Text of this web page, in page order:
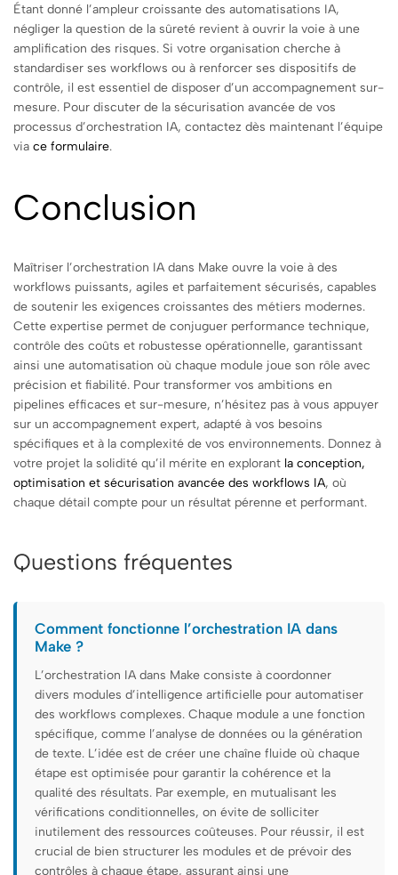
Étant donné l’ampleur croissante des automatisations IA,
négliger la question de la sûreté revient à ouvrir la voie à une
amplification des risques. Si votre organisation cherche à
standardiser ses workflows ou à renforcer ses dispositifs de
contrôle, il est essentiel de disposer d’un accompagnement sur-
mesure. Pour discuter de la sécurisation avancée de vos
processus d’orchestration IA, contactez dès maintenant l’équipe
via ce formulaire.
Conclusion
Maîtriser l’orchestration IA dans Make ouvre la voie à des
workflows puissants, agiles et parfaitement sécurisés, capables
de soutenir les exigences croissantes des métiers modernes.
Cette expertise permet de conjuguer performance technique,
contrôle des coûts et robustesse opérationnelle, garantissant
ainsi une automatisation où chaque module joue son rôle avec
précision et fiabilité. Pour transformer vos ambitions en
pipelines efficaces et sur-mesure, n’hésitez pas à vous appuyer
sur un accompagnement expert, adapté à vos besoins
spécifiques et à la complexité de vos environnements. Donnez à
votre projet la solidité qu’il mérite en explorant la conception,
optimisation et sécurisation avancée des workflows IA, où
chaque détail compte pour un résultat pérenne et performant.
Questions fréquentes
Comment fonctionne l’orchestration IA dans
Make ?
L’orchestration IA dans Make consiste à coordonner
divers modules d’intelligence artificielle pour automatiser
des workflows complexes. Chaque module a une fonction
spécifique, comme l’analyse de données ou la génération
de texte. L’idée est de créer une chaîne fluide où chaque
étape est optimisée pour garantir la cohérence et la
qualité des résultats. Par exemple, en mutualisant les
vérifications conditionnelles, on évite de solliciter
inutilement des ressources coûteuses. Pour réussir, il est
crucial de bien structurer les modules et de prévoir des
contrôles à chaque étape, assurant ainsi une